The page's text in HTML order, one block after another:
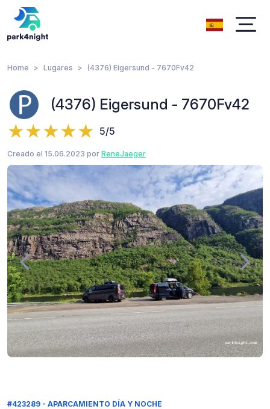
Home Lugares (4376) Eigersund - 7670Fv42
(4376) Eigersund - 7670Fv42
5/5
Creado el 15.06.2023 por ReneJaeger
#423289 - APARCAMIENTO DÍA Y NOCHE